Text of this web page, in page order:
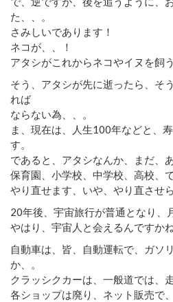
た、、。
さみしいであります！
ネコが、、！
アタシがこれからネコやイヌを飼
そう、アタシが先に逝ったら、そ
れば
ならない為、、。
ま、現在は、人生100年などと、
す。
であると、アタシなんか、まだ、
保育園、小学校、中学校、高校、
やり直せます、いや、やり直させ
20年後、宇宙旅行が普通となり、
やはり、宇宙人と会えるんですか
自動車は、皆、自動運転で、ガソ
か、。
クラッシクカーは、一般道では、
各ショップは廃り、ネット販売で